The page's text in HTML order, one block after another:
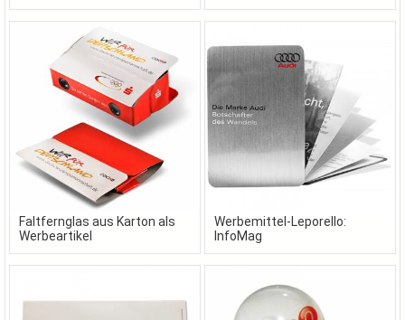
Faltfernglas aus Karton als
Werbeartikel
Werbemittel-Leporello:
InfoMag